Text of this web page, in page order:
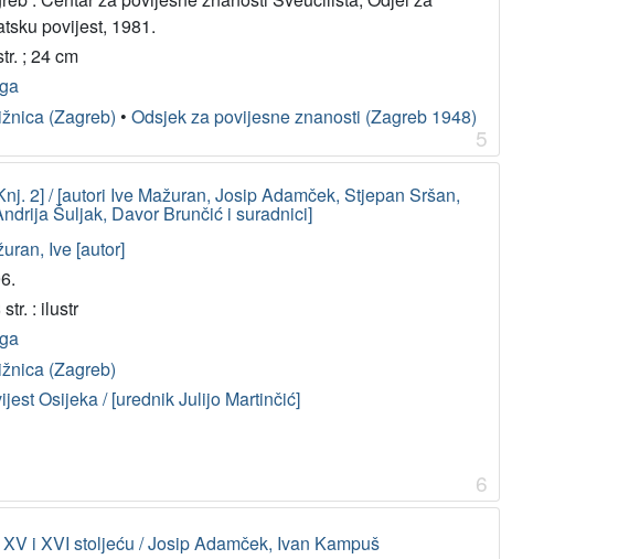
povijest, 1981.
; 24 cm
(Zagreb) • Odsjek za povijesne znanosti (Zagreb 1948)
5
2] / [autori Ive Mažuran, Josip Adamček, Stjepan Sršan,
Šuljak, Davor Brunčić i suradnici]
Ive [autor]
: ilustr
(Zagreb)
Osijeka / [urednik Julijo Martinčić]
6
i XVI stoljeću / Josip Adamček, Ivan Kampuš